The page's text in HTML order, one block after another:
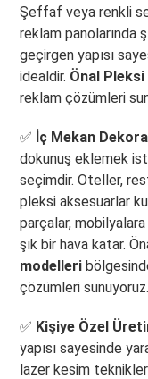
Şeffaf veya renkli
reklam panolarında
geçirgen yapısı
idealdir. Önal Pleksi
reklam çözümleri
✅ İç Mekan
dokunuş eklemek
seçimdir. Oteller,
pleksi aksesuarlar
parçalar,
şık bir hava katar.
modelleri
çözümleri sunuyoruz.
✅ Kişiye Özel
yapısı sayesinde
lazer kesim